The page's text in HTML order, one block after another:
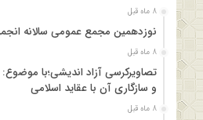
8 ماه قبل
نوزدهمین مجمع عمومی سالانه
8 ماه قبل
تصاویرکرسی آزاد اندیشی؛با موضوع:
و سازگاری آن با عقاید اسلامی
8 ماه قبل